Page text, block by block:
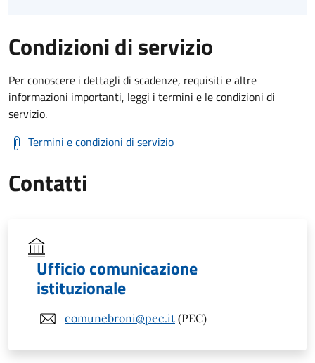
Condizioni di servizio
Per conoscere i dettagli di scadenze, requisiti e altre
informazioni importanti, leggi i termini e le condizioni di
servizio.
Termini e condizioni di servizio
Contatti
Ufficio comunicazione
istituzionale
comunebroni@pec.it (PEC)